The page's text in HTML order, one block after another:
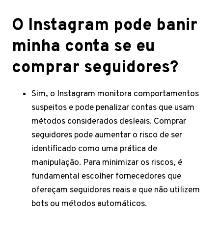
O Instagram pode banir
minha conta se eu
comprar seguidores?
Sim, o Instagram monitora comportamentos
suspeitos e pode penalizar contas que usam
métodos considerados desleais. Comprar
seguidores pode aumentar o risco de ser
identificado como uma prática de
manipulação. Para minimizar os riscos, é
fundamental escolher fornecedores que
ofereçam seguidores reais e que não utilizem
bots ou métodos automáticos.